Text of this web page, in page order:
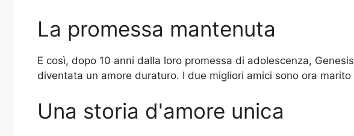
La promessa mantenuta
E così, dopo 10 anni dalla loro promessa di adolescenza,
diventata un amore duraturo. I due migliori amici sono ora marito
Una storia d'amore unica